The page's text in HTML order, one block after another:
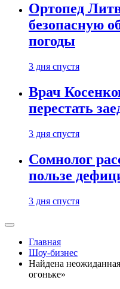
Ортопед
безопасную
погоды
3 дня спустя
Врач
перестать
3 дня спустя
Сомнолог
пользе
3 дня спустя
Главная
Шоу-бизнес
Найдена
огоньке»